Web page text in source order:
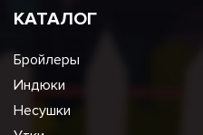
КАТАЛОГ
Бройлеры
Индюки
Несушки